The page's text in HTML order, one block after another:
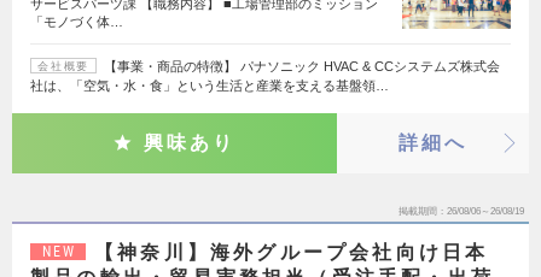
サービスパーツ課 【職務内容】 ■工場管理部のミッション
「モノづく体…
会社概要
【事業・商品の特徴】 パナソニック HVAC & CCシステムズ株式会
社は、「空気・水・食」という生活と産業を支える基盤領…
興味あり 詳細へ
掲載期間 26/08/06～26/08/19
NEW
【神奈川】海外グループ会社向け日本